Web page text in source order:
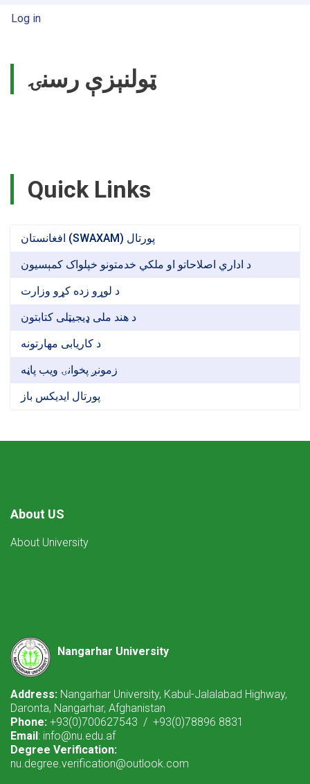
User account menu
Log in
ټولنېزې رسنۍ
Quick Links
افغانستان (SWAXAM) پورتال
د اداري اصلاحاتو او ملکي خدمتونو خپلواک کمېسیون
د لوړو زده کړو وزارت
د هند ملی ډیجیټلی کتابتون
د کاریابی مهارتونه
زمونږ پخوانۍ ویب پاڼه
پورتال ایدیکس باز
About US
About University
Nangarhar University
Address: Nangarhar University, Kabul-Jalalabad Highway,
Daronta, Nangarhar, Afghanistan
Phone: +93(0)700627543 / +93(0)78896 8831
Email: info@nu.edu.af
Degree Verification:
nu.degree.verification@outlook.com